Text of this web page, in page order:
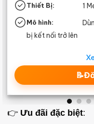
Tivi
đình từ 3 thiết
👉 Ưu đãi đặc biệt: